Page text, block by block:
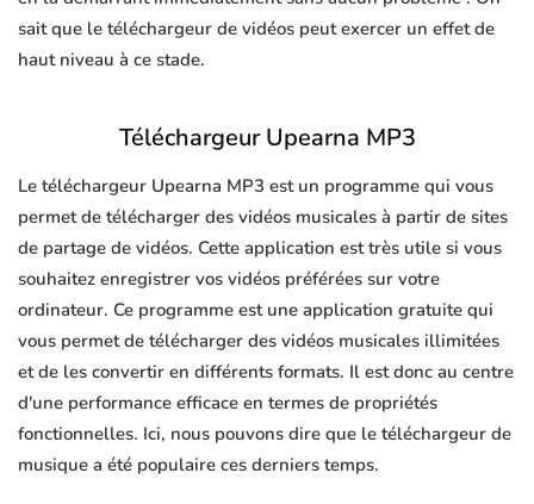
sait que le téléchargeur de vidéos peut exercer un effet de
haut niveau à ce stade.
Téléchargeur Upearna MP3
Le téléchargeur Upearna MP3 est un programme qui vous
permet de télécharger des vidéos musicales à partir de sites
de partage de vidéos. Cette application est très utile si vous
souhaitez enregistrer vos vidéos préférées sur votre
ordinateur. Ce programme est une application gratuite qui
vous permet de télécharger des vidéos musicales illimitées
et de les convertir en différents formats. Il est donc au centre
d'une performance efficace en termes de propriétés
fonctionnelles. Ici, nous pouvons dire que le téléchargeur de
musique a été populaire ces derniers temps.